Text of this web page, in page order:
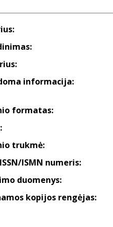
informacija:
formatas:
trukmė:
ISMN numeris:
duomenys:
kopijos rengėjas: